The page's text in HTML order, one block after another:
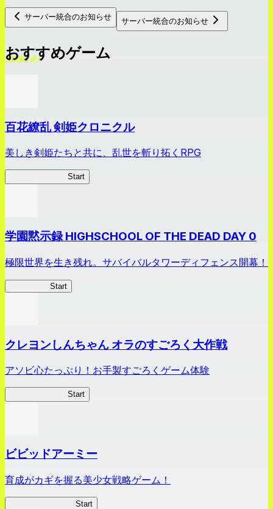
サーバー統合のお知らせ サーバー統合のお知らせ
おすすめゲーム
百花繚乱 剣姫クロニクル
美しき剣姫たちと共に、乱世を斬り拓くRPG
Start
学園黙示録 HIGHSCHOOL OF THE DEAD DAY 0
極限世界を生き残れ。サバイバルタワーディフェンス開幕！
Start
クレヨンしんちゃん オラのすごろく大作戦
アソビ心たっぷり！お手製すごろくゲーム体験
Start
ビビッドアーミー
育成がカギを握る美少女戦略ゲーム！
Start